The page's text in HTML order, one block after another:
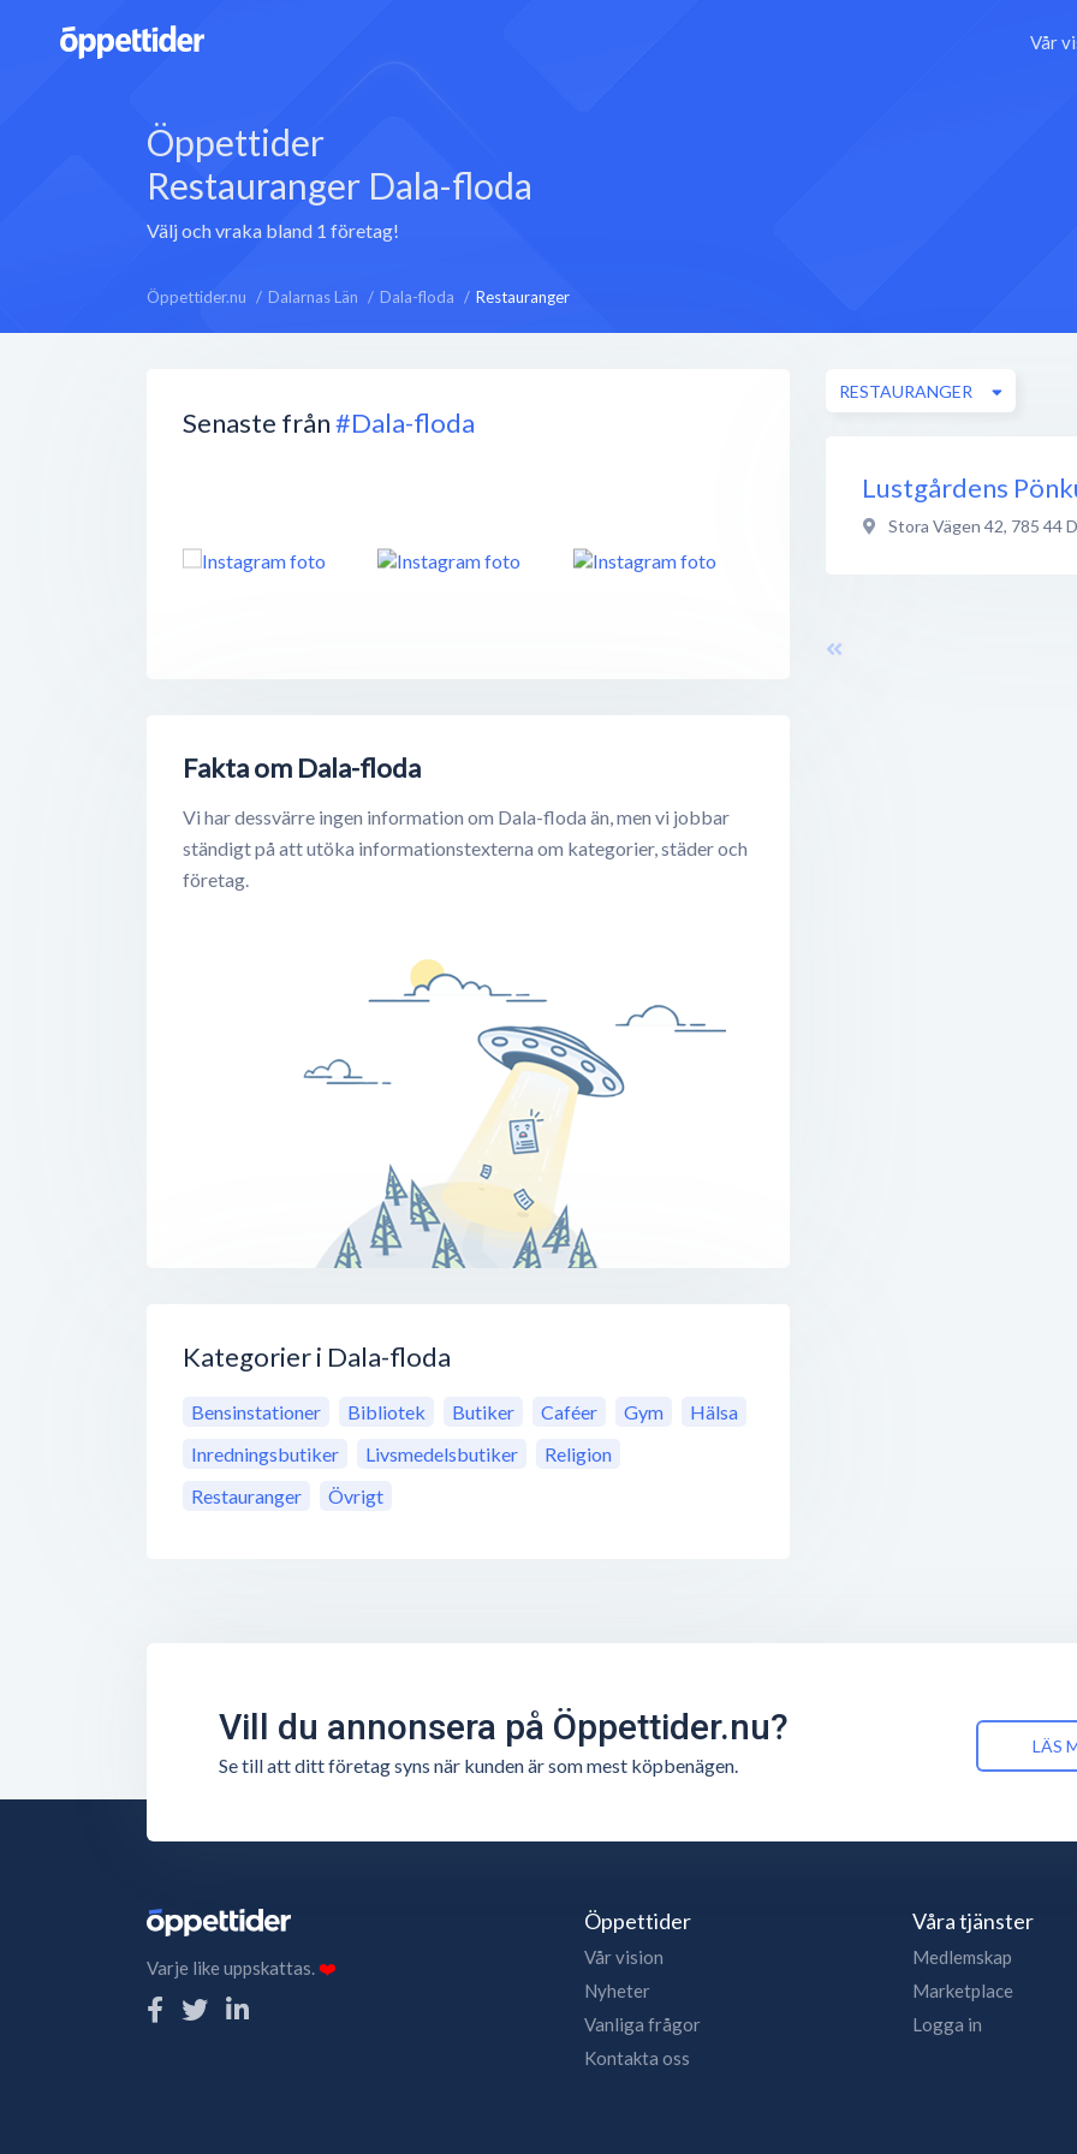
Vår
Öppettider
Restauranger Dala-floda
Välj och vraka bland 1 företag!
Öppettider.nu Dalarnas Län Dala-floda Restauranger
Senaste från#Dala-floda
Fakta om Dala-floda
Vi har dessvärre ingen information om Dala-floda än, men vi jobbar
ständigt på att utöka informationstexterna om kategorier, städer och
företag.
Kategorier i Dala-floda
Bensinstationer Bibliotek Butiker Caféer Gym
Hälsa
Inredningsbutiker
Livsmedelsbutiker
Religion
Restauranger
Övrigt
RESTAURANGER
Lustgårdens
Stora Vägen 42, 785 44
Vill du annonsera på Öppettider.nu?
Se till att ditt företag syns när kunden är som mest köpbenägen.
LÄS
Varje like uppskattas.❤️
Öppettider
Vår vision
Nyheter
Vanliga frågor
Kontakta oss
Våra tjänster
Medlemskap
Marketplace
Logga in